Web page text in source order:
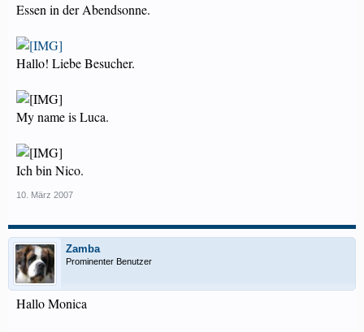
Essen in der Abendsonne.
Hallo! Liebe Besucher.
My name is Luca.
Ich bin Nico.
10. März 2007
Zamba
Prominenter Benutzer
Hallo Monica